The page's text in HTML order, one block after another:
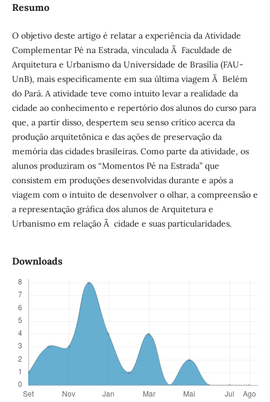
Resumo
O objetivo deste artigo é relatar a experiência da Atividade
Complementar Pé na Estrada, vinculada Ã Faculdade de
Arquitetura e Urbanismo da Universidade de Brasília (FAU-
UnB), mais especificamente em sua última viagem Ã Belém
do Pará. A atividade teve como intuito levar a realidade da
cidade ao conhecimento e repertório dos alunos do curso para
que, a partir disso, despertem seu senso crítico acerca da
produção arquitetônica e das ações de preservação da
memória das cidades brasileiras. Como parte da atividade, os
alunos produziram os “Momentos Pé na Estrada” que
consistem em produções desenvolvidas durante e após a
viagem com o intuito de desenvolver o olhar, a compreensão e
a representação gráfica dos alunos de Arquitetura e
Urbanismo em relação Ã cidade e suas particularidades.
Downloads